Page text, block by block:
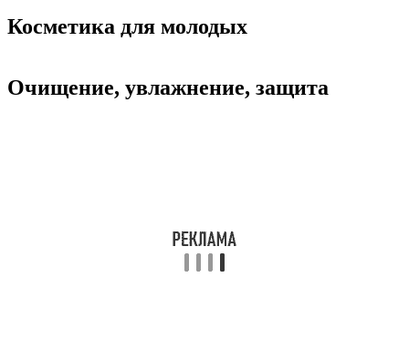
Косметика для молодых
Очищение, увлажнение, защита